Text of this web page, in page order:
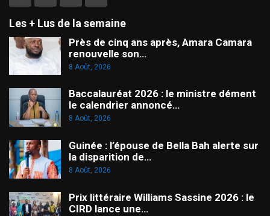
Les + Lus de la semaine
Près de cinq ans après, Amara Camara
renouvelle son…
8 Août, 2026
Baccalauréat 2026 : le ministre dément
le calendrier annoncé…
8 Août, 2026
Guinée : l’épouse de Bella Bah alerte sur
la disparition de…
8 Août, 2026
Prix littéraire Williams Sassine 2026 : le
CIRD lance une…